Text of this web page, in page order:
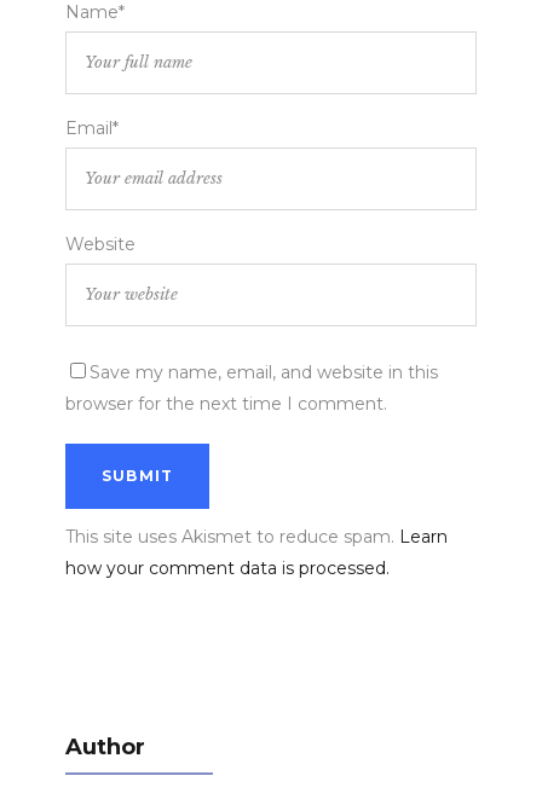
Name*
Email*
Website
Save my name, email, and website in this
browser for the next time I comment.
This site uses Akismet to reduce spam. Learn
how your comment data is processed.
Author